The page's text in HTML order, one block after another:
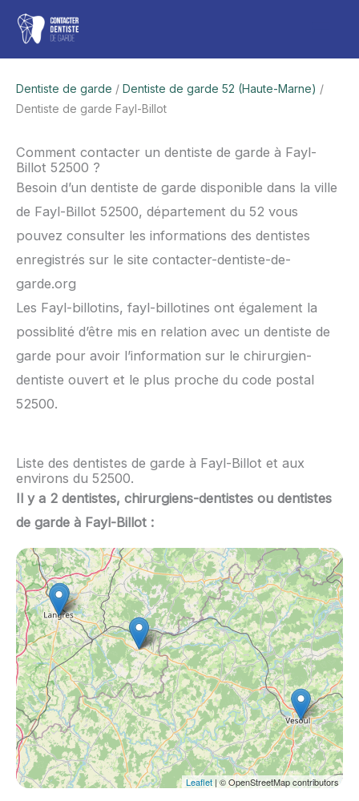
Aller
contenu
Dentiste de garde / Dentiste de garde 52 (Haute-Marne) /
Dentiste de garde Fayl-Billot
Comment contacter un dentiste de garde à Fayl-
Billot 52500 ?
Besoin d’un dentiste de garde disponible dans la ville
de Fayl-Billot 52500, département du 52 vous
pouvez consulter les informations des dentistes
enregistrés sur le site contacter-dentiste-de-
garde.org
Les Fayl-billotins, fayl-billotines ont également la
possiblité d’être mis en relation avec un dentiste de
garde pour avoir l’information sur le chirurgien-
dentiste ouvert et le plus proche du code postal
52500.
Liste des dentistes de garde à Fayl-Billot et aux
environs du 52500.
Il y a 2 dentistes, chirurgiens-dentistes ou dentistes
de garde à Fayl-Billot :
Leaflet | © OpenStreetMap contributors